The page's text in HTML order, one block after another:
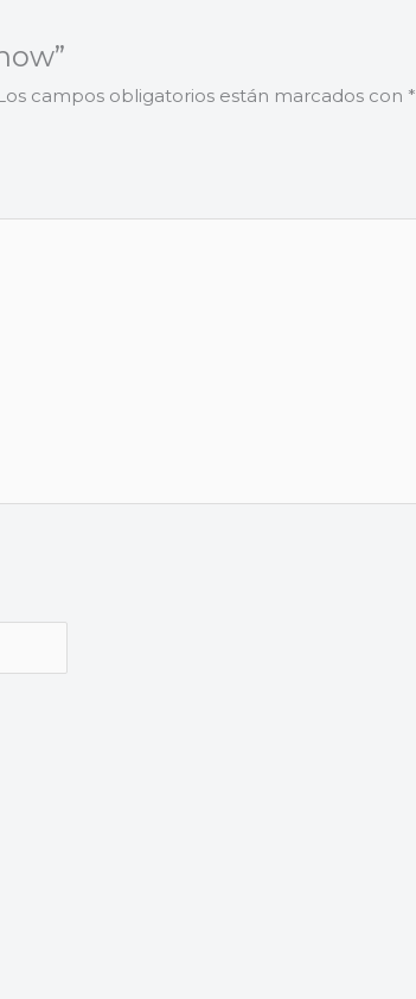
campos obligatorios están marcados con *